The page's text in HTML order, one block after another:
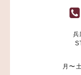
兵
月〜